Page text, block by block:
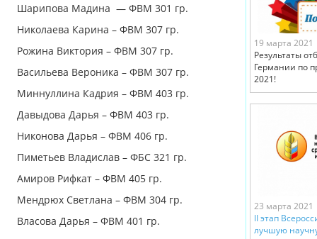
Шарипова Мадина — ФВМ 301 гр.
Николаева Карина – ФВМ 307 гр.
Рожина Виктория – ФВМ 307 гр.
Васильева Вероника – ФВМ 307 гр.
Миннуллина Кадрия – ФВМ 403 гр.
Давыдова Дарья – ФВМ 403 гр.
Никонова Дарья – ФВМ 406 гр.
Пиметьев Владислав – ФБС 321 гр.
Амиров Рифкат – ФВМ 405 гр.
Мендрюх Светлана – ФВМ 304 гр.
Власова Дарья – ФВМ 401 гр.
19 марта 2021
Результаты
Германии по
2021!
23 марта 2021
II этап
лучшую